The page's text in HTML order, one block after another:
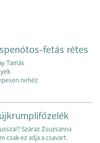
fetás rétes
Tamás
nehéz
Száraz Zsuzsanna
csak ez adja a csavart.